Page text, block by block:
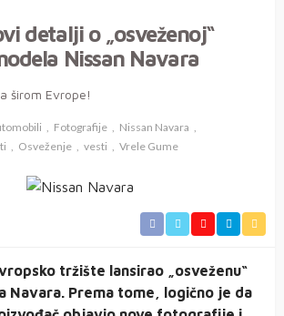
detalji o „osveženoj“
Nissan Navara
širom Evrope!
Fotografije
Nissan Navara
Osveženje vesti Vrele Gume
tržište lansirao „osveženu“
Navara. Prema tome, logično je da